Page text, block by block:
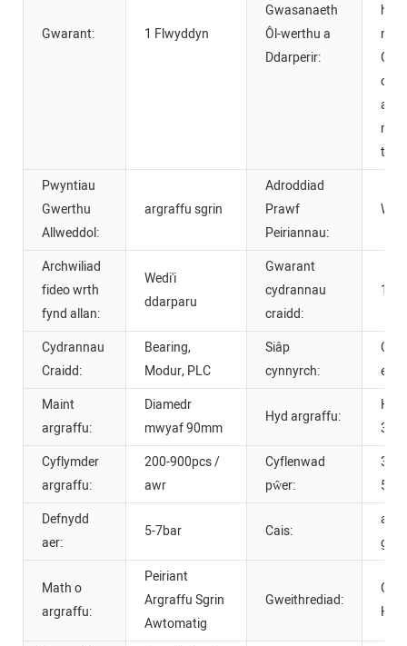
Gwarant: 1 Flwyddyn
Gwasanaeth
Ôl-werthu a
Ddarperir:
ac
Pwyntiau
Gwerthu
Allweddol:
argraffu sgrin
Adroddiad
Prawf
Peiriannau:
Archwiliad
fideo wrth
fynd allan:
Wedi'i
ddarparu
Gwarant
cydrannau
craidd:
1
Cydrannau
Craidd:
Bearing,
Modur, PLC
Siâp
cynnyrch:
Maint
argraffu:
Diamedr
mwyaf 90mm
Hyd argraffu:
Cyflymder
argraffu:
200-900pcs /
awr
Cyflenwad
pŵer:
Defnydd
aer:
5-7bar Cais:
Math o
argraffu:
Peiriant
Argraffu Sgrin
Awtomatig
Gweithrediad: